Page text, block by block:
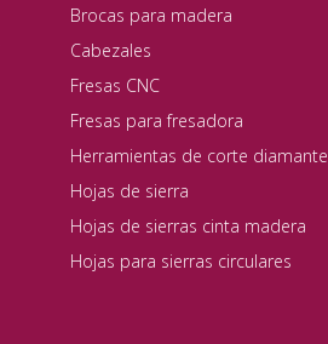
Brocas para madera
Cabezales
Fresas CNC
Fresas para fresadora
Herramientas de corte diamante
Hojas de sierra
Hojas de sierras cinta madera
Hojas para sierras circulares